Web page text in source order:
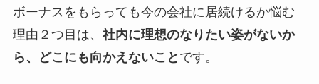
ボーナスをもらっても今の会社に居続けるか悩む
理由２つ目は、 社内に理想のなりたい姿がないか
ら、どこにも向かえないこと です。